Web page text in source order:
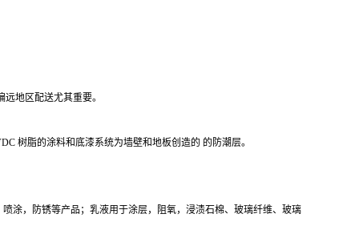
地区配送尤其重要。
树脂的涂料和底漆系统为墙壁和地板创造的 的防潮层。
涂，防锈等产品；乳液用于涂层，阻氧，浸渍石棉、玻璃纤维、玻璃